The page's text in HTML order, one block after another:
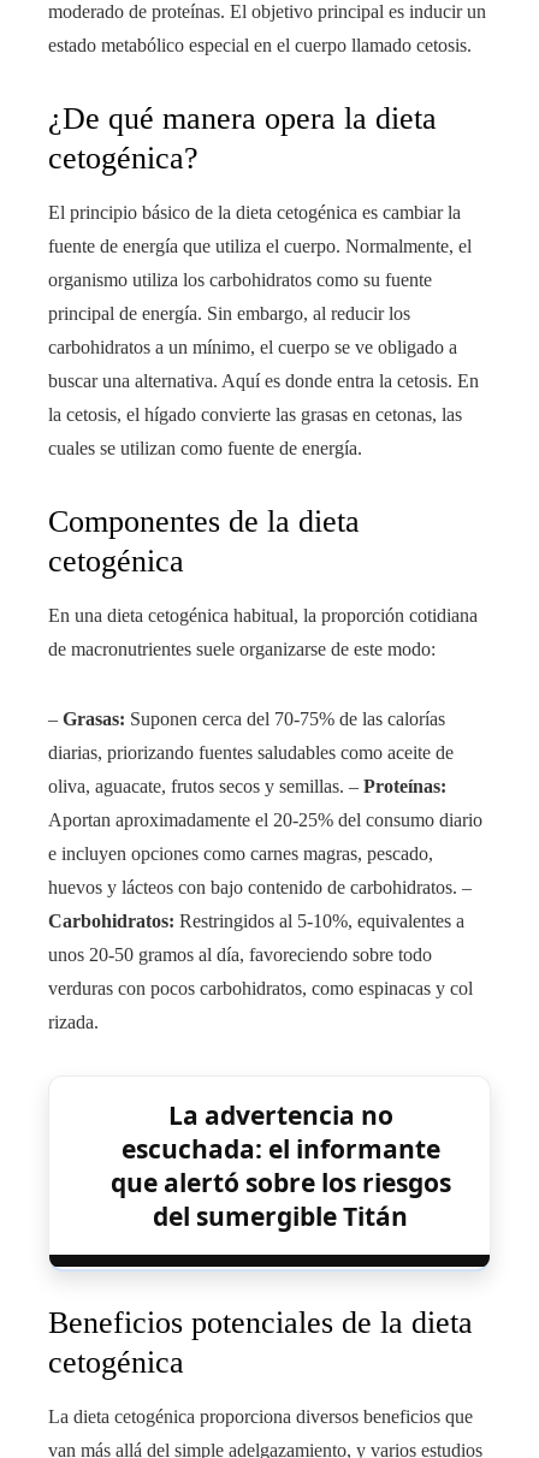
moderado de proteínas. El objetivo principal es inducir un
estado metabólico especial en el cuerpo llamado cetosis.
¿De qué manera opera la dieta
cetogénica?
El principio básico de la dieta cetogénica es cambiar la
fuente de energía que utiliza el cuerpo. Normalmente, el
organismo utiliza los carbohidratos como su fuente
principal de energía. Sin embargo, al reducir los
carbohidratos a un mínimo, el cuerpo se ve obligado a
buscar una alternativa. Aquí es donde entra la cetosis. En
la cetosis, el hígado convierte las grasas en cetonas, las
cuales se utilizan como fuente de energía.
Componentes de la dieta
cetogénica
En una dieta cetogénica habitual, la proporción cotidiana
de macronutrientes suele organizarse de este modo:
– Grasas: Suponen cerca del 70-75% de las calorías
diarias, priorizando fuentes saludables como aceite de
oliva, aguacate, frutos secos y semillas. – Proteínas:
Aportan aproximadamente el 20-25% del consumo diario
e incluyen opciones como carnes magras, pescado,
huevos y lácteos con bajo contenido de carbohidratos. –
Carbohidratos: Restringidos al 5-10%, equivalentes a
unos 20-50 gramos al día, favoreciendo sobre todo
verduras con pocos carbohidratos, como espinacas y col
rizada.
La advertencia no
escuchada: el informante
que alertó sobre los riesgos
del sumergible Titán
Beneficios potenciales de la dieta
cetogénica
La dieta cetogénica proporciona diversos beneficios que
van más allá del simple adelgazamiento, y varios estudios